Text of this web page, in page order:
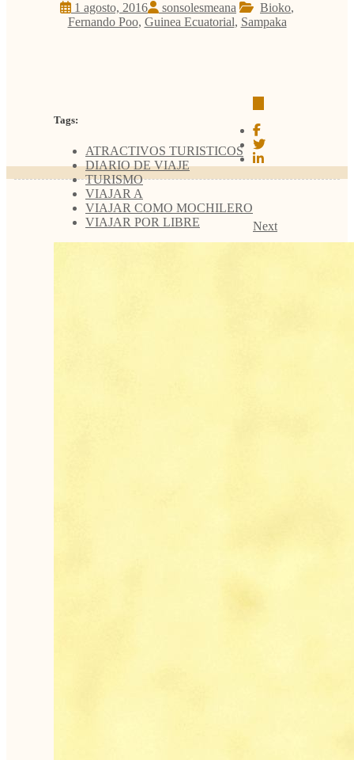
1 agosto, 2016 sonsolesmeana Bioko,
Fernando Poo, Guinea Ecuatorial, Sampaka
Tags:
ATRACTIVOS TURISTICOS
DIARIO DE VIAJE
TURISMO
VIAJAR A
VIAJAR COMO MOCHILERO
VIAJAR POR LIBRE
Next